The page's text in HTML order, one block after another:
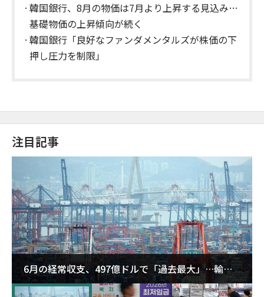
韓国銀行、8月の物価は7月より上昇する見込み…
基礎物価の上昇傾向が続く
韓国銀行「良好なファンダメンタルズが株価の下
押し圧力を制限」
注目記事
6月の経常収支、497億ドルで「過去最大」…輸出